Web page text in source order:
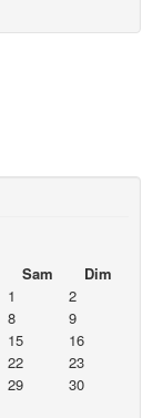
Sam
Dim
1
2
8
9
15
16
22
23
29
30